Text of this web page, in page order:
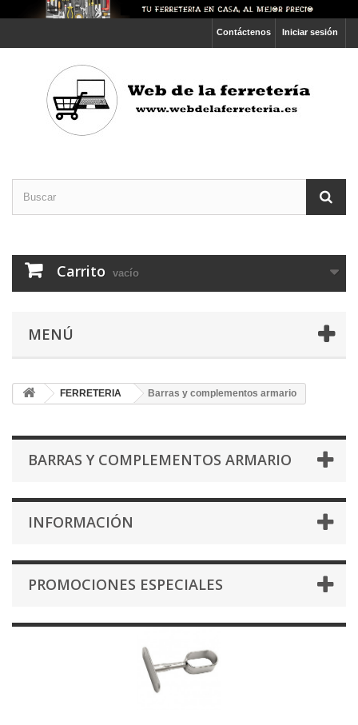
Iniciar sesión
Contáctenos
Carrito vacío
MENÚ
FERRETERIA Barras y complementos armario
BARRAS Y COMPLEMENTOS ARMARIO
INFORMACIÓN
PROMOCIONES ESPECIALES